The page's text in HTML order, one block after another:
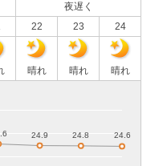
夜遅く
22 23 24
晴れ 晴れ 晴れ